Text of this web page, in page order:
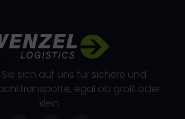
sich auf uns für sichere und
egal ob groß oder
klein.